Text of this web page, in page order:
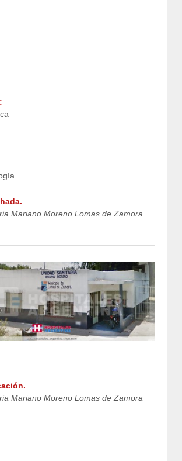
Mariano Moreno Lomas de Zamora
Mariano Moreno Lomas de Zamora